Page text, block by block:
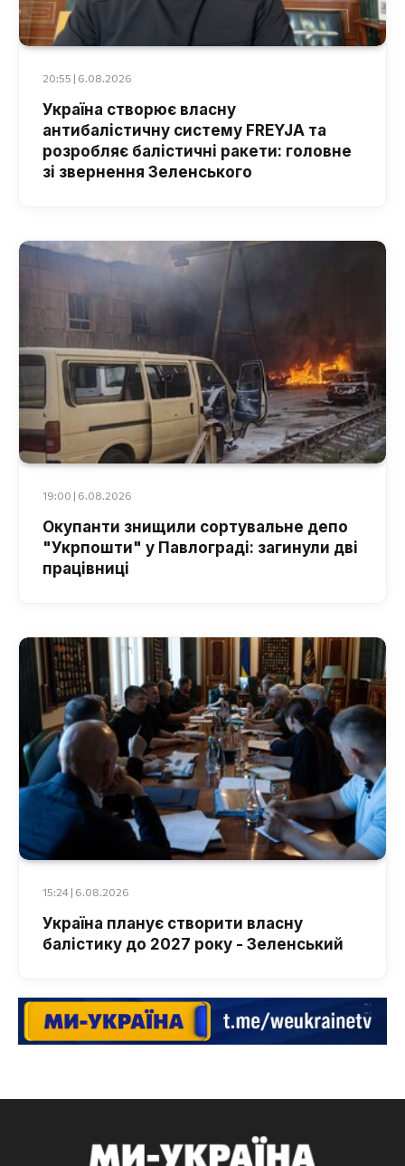
20:55 | 6.08.2026
Україна створює власну
антибалістичну систему FREYJA та
розробляє балістичні ракети: головне
зі звернення Зеленського
19:00 | 6.08.2026
Окупанти знищили сортувальне депо
"Укрпошти" у Павлограді: загинули дві
працівниці
15:24 | 6.08.2026
Україна планує створити власну
балістику до 2027 року - Зеленський